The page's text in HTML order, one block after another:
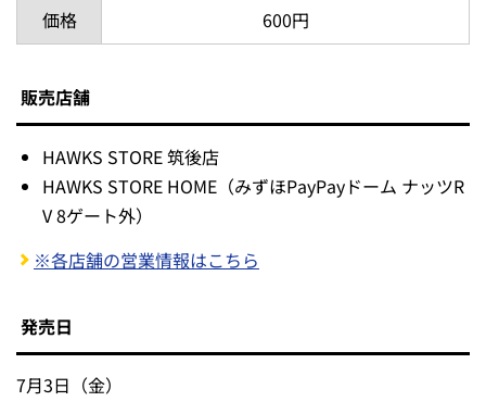
価格
600円
販売店舗
HAWKS STORE 筑後店
HAWKS STORE HOME（みずほPayPayドーム ナッツR
V 8ゲート外）
※各店舗の営業情報はこちら
発売日
7月3日（金）